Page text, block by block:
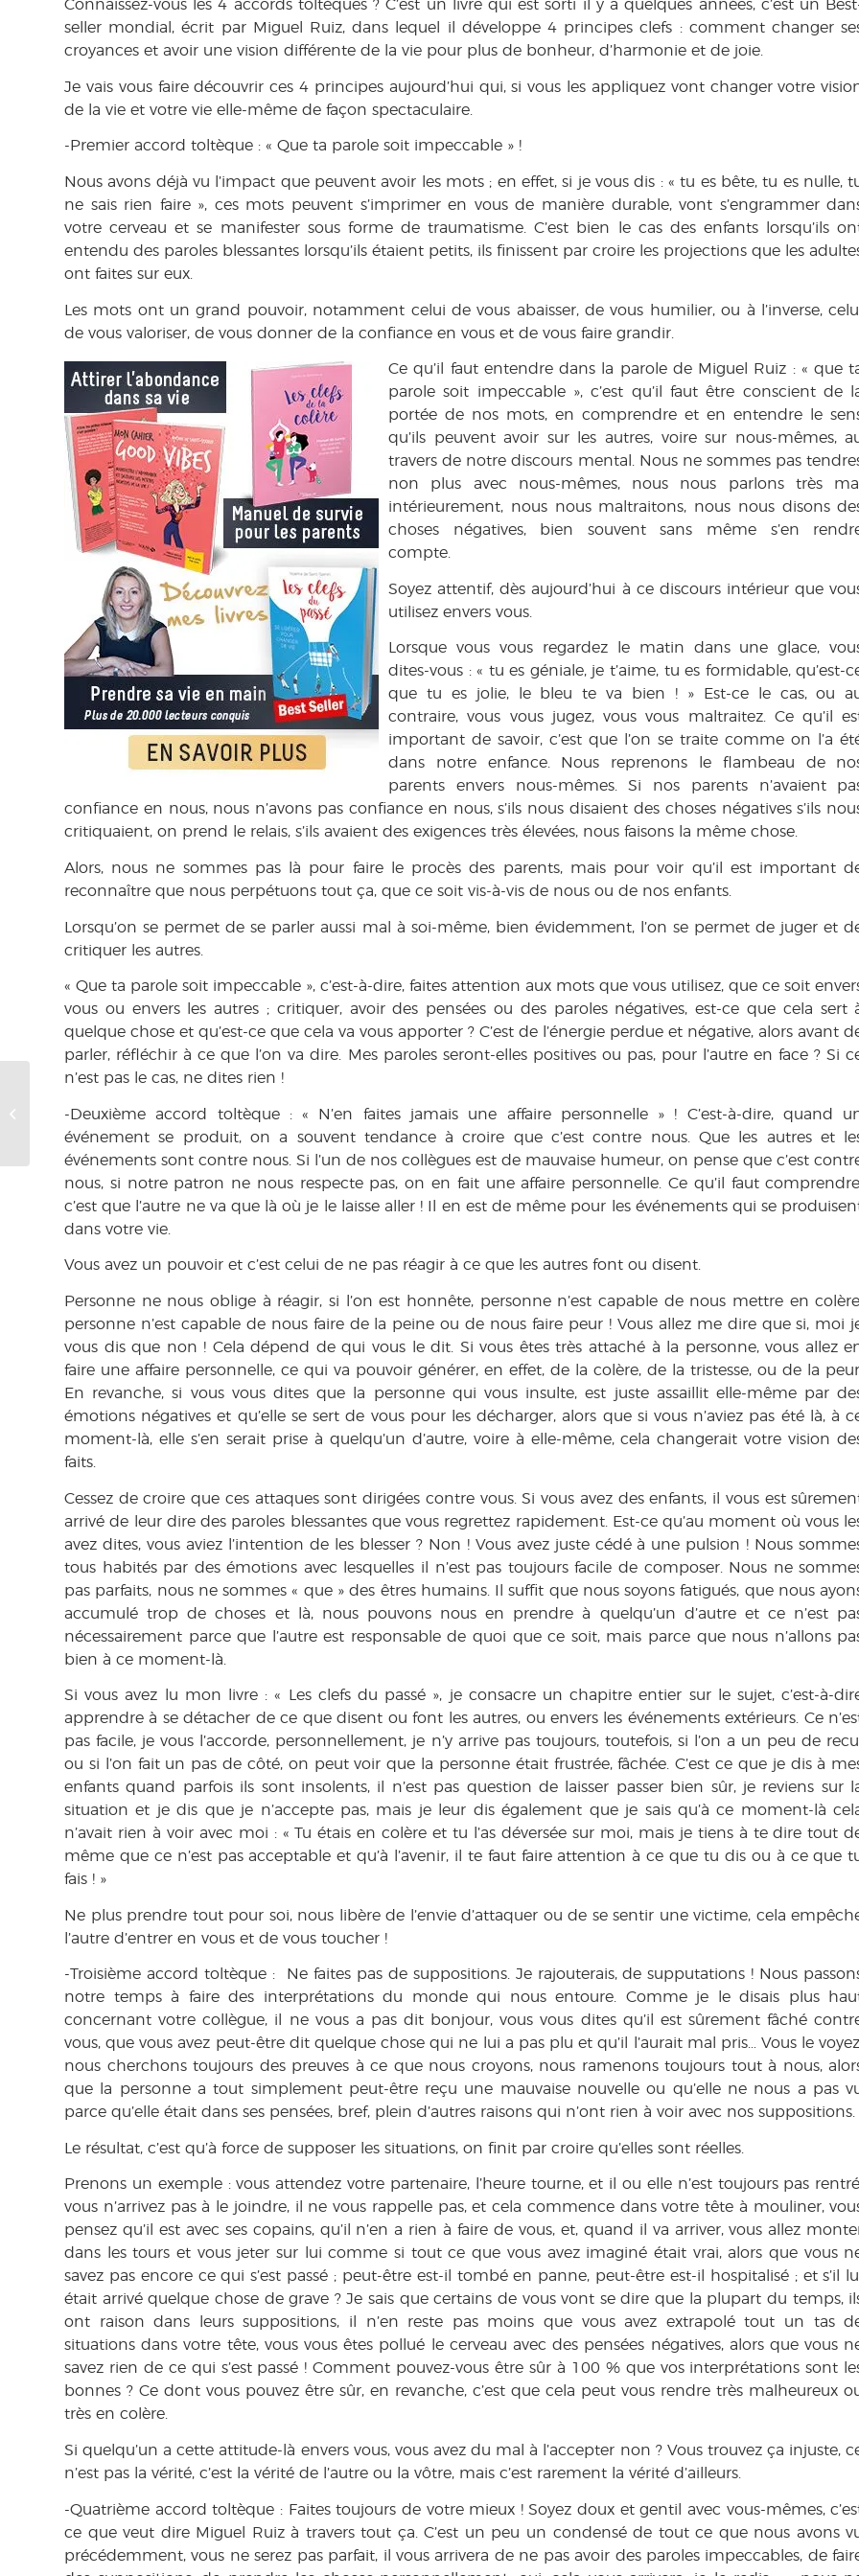
Connaissez-vous les 4 accords toltèques ? C’est un livre qui est sorti il y a quelques années, c’est un
seller mondial, écrit par Miguel Ruiz, dans lequel il développe 4 principes clefs : comment changer
croyances et avoir une vision différente de la vie pour plus de bonheur, d’harmonie et de joie.
Je vais vous faire découvrir ces 4 principes aujourd’hui qui, si vous les appliquez vont changer votre
de la vie et votre vie elle-même de façon spectaculaire.
-Premier accord toltèque : « Que ta parole soit impeccable » !
Nous avons déjà vu l’impact que peuvent avoir les mots ; en effet, si je vous dis : « tu es bête, tu es nulle,
ne sais rien faire », ces mots peuvent s’imprimer en vous de manière durable, vont s’engrammer
votre cerveau et se manifester sous forme de traumatisme. C’est bien le cas des enfants lorsqu’ils
entendu des paroles blessantes lorsqu’ils étaient petits, ils finissent par croire les projections que les
ont faites sur eux.
Les mots ont un grand pouvoir, notamment celui de vous abaisser, de vous humilier, ou à l’inverse,
de vous valoriser, de vous donner de la confiance en vous et de vous faire grandir.
Ce qu’il faut entendre dans la parole de Miguel Ruiz : « que
parole soit impeccable », c’est qu’il faut être conscient de
portée de nos mots, en comprendre et en entendre le
qu’ils peuvent avoir sur les autres, voire sur nous-mêmes,
travers de notre discours mental. Nous ne sommes pas
non plus avec nous-mêmes, nous nous parlons très mal
intérieurement, nous nous maltraitons, nous nous disons
choses négatives, bien souvent sans même s’en
compte.
Soyez attentif, dès aujourd’hui à ce discours intérieur que
utilisez envers vous.
Lorsque vous vous regardez le matin dans une glace,
dites-vous : « tu es géniale, je t’aime, tu es formidable, qu’est-
que tu es jolie, le bleu te va bien ! » Est-ce le cas, ou
contraire, vous vous jugez, vous vous maltraitez. Ce qu’il
important de savoir, c’est que l’on se traite comme on l’a
dans notre enfance. Nous reprenons le flambeau de
parents envers nous-mêmes. Si nos parents n’avaient
confiance en nous, nous n’avons pas confiance en nous, s’ils nous disaient des choses négatives s’ils
critiquaient, on prend le relais, s’ils avaient des exigences très élevées, nous faisons la même chose.
Alors, nous ne sommes pas là pour faire le procès des parents, mais pour voir qu’il est important
reconnaître que nous perpétuons tout ça, que ce soit vis-à-vis de nous ou de nos enfants.
Lorsqu’on se permet de se parler aussi mal à soi-même, bien évidemment, l’on se permet de juger et
critiquer les autres.
« Que ta parole soit impeccable », c’est-à-dire, faites attention aux mots que vous utilisez, que ce soit
vous ou envers les autres ; critiquer, avoir des pensées ou des paroles négatives, est-ce que cela sert
quelque chose et qu’est-ce que cela va vous apporter ? C’est de l’énergie perdue et négative, alors avant
parler, réfléchir à ce que l’on va dire. Mes paroles seront-elles positives ou pas, pour l’autre en face ? Si
n’est pas le cas, ne dites rien !
-Deuxième accord toltèque :« N’en faites jamais une affaire personnelle » ! C’est-à-dire, quand
événement se produit, on a souvent tendance à croire que c’est contre nous. Que les autres et
événements sont contre nous. Si l’un de nos collègues est de mauvaise humeur, on pense que c’est
nous, si notre patron ne nous respecte pas, on en fait une affaire personnelle. Ce qu’il faut
c’est que l’autre ne va que là où je le laisse aller ! Il en est de même pour les événements qui se
dans votre vie.
Vous avez un pouvoir et c’est celui de ne pas réagir à ce que les autres font ou disent.
Personne ne nous oblige à réagir, si l’on est honnête, personne n’est capable de nous mettre en
personne n’est capable de nous faire de la peine ou de nous faire peur ! Vous allez me dire que si, moi
vous dis que non ! Cela dépend de qui vous le dit. Si vous êtes très attaché à la personne, vous allez
faire une affaire personnelle, ce qui va pouvoir générer, en effet, de la colère, de la tristesse, ou de la peur.
En revanche, si vous vous dites que la personne qui vous insulte, est juste assaillit elle-même par
émotions négatives et qu’elle se sert de vous pour les décharger, alors que si vous n’aviez pas été là, à
moment-là, elle s’en serait prise à quelqu’un d’autre, voire à elle-même, cela changerait votre vision
faits.
Cessez de croire que ces attaques sont dirigées contre vous. Si vous avez des enfants, il vous est
arrivé de leur dire des paroles blessantes que vous regrettez rapidement. Est-ce qu’au moment où vous
avez dites, vous aviez l’intention de les blesser ? Non ! Vous avez juste cédé à une pulsion ! Nous
tous habités par des émotions avec lesquelles il n’est pas toujours facile de composer. Nous ne
pas parfaits, nous ne sommes « que » des êtres humains. Il suffit que nous soyons fatigués, que nous
accumulé trop de choses et là, nous pouvons nous en prendre à quelqu’un d’autre et ce n’est
nécessairement parce que l’autre est responsable de quoi que ce soit, mais parce que nous n’allons
bien à ce moment-là.
Si vous avez lu mon livre : « Les clefs du passé », je consacre un chapitre entier sur le sujet, c’est-à-
apprendre à se détacher de ce que disent ou font les autres, ou envers les événements extérieurs. Ce
pas facile, je vous l’accorde, personnellement, je n’y arrive pas toujours, toutefois, si l’on a un peu de recul
ou si l’on fait un pas de côté, on peut voir que la personne était frustrée, fâchée. C’est ce que je dis à
enfants quand parfois ils sont insolents, il n’est pas question de laisser passer bien sûr, je reviens sur
situation et je dis que je n’accepte pas, mais je leur dis également que je sais qu’à ce moment-là
n’avait rien à voir avec moi : « Tu étais en colère et tu l’as déversée sur moi, mais je tiens à te dire tout
même que ce n’est pas acceptable et qu’à l’avenir, il te faut faire attention à ce que tu dis ou à ce que
fais ! »
Ne plus prendre tout pour soi, nous libère de l’envie d’attaquer ou de se sentir une victime, cela
l’autre d’entrer en vous et de vous toucher !
-Troisième accord toltèque :
Ne faites pas de suppositions. Je rajouterais, de supputations ! Nous
notre temps à faire des interprétations du monde qui nous entoure. Comme je le disais plus
concernant votre collègue, il ne vous a pas dit bonjour, vous vous dites qu’il est sûrement fâché
vous, que vous avez peut-être dit quelque chose qui ne lui a pas plu et qu’il l’aurait mal pris… Vous le
nous cherchons toujours des preuves à ce que nous croyons, nous ramenons toujours tout à nous,
que la personne a tout simplement peut-être reçu une mauvaise nouvelle ou qu’elle ne nous a pas
parce qu’elle était dans ses pensées, bref, plein d’autres raisons qui n’ont rien à voir avec nos suppositions.
Le résultat, c’est qu’à force de supposer les situations, on finit par croire qu’elles sont réelles.
Prenons un exemple : vous attendez votre partenaire, l’heure tourne, et il ou elle n’est toujours pas
vous n’arrivez pas à le joindre, il ne vous rappelle pas, et cela commence dans votre tête à mouliner,
pensez qu’il est avec ses copains, qu’il n’en a rien à faire de vous, et, quand il va arriver, vous allez
dans les tours et vous jeter sur lui comme si tout ce que vous avez imaginé était vrai, alors que vous
savez pas encore ce qui s’est passé ; peut-être est-il tombé en panne, peut-être est-il hospitalisé ; et s’il
était arrivé quelque chose de grave ? Je sais que certains de vous vont se dire que la plupart du temps,
ont raison dans leurs suppositions, il n’en reste pas moins que vous avez extrapolé tout un tas
situations dans votre tête, vous vous êtes pollué le cerveau avec des pensées négatives, alors que vous
savez rien de ce qui s’est passé ! Comment pouvez-vous être sûr à 100 % que vos interprétations sont
bonnes ? Ce dont vous pouvez être sûr, en revanche, c’est que cela peut vous rendre très malheureux
très en colère.
Si quelqu’un a cette attitude-là envers vous, vous avez du mal à l’accepter non ? Vous trouvez ça injuste,
n’est pas la vérité, c’est la vérité de l’autre ou la vôtre, mais c’est rarement la vérité d’ailleurs.
-Quatrième accord toltèque : Faites toujours de votre mieux ! Soyez doux et gentil avec vous-mêmes,
ce que veut dire Miguel Ruiz à travers tout ça. C’est un peu un condensé de tout ce que nous avons
précédemment, vous ne serez pas parfait, il vous arrivera de ne pas avoir des paroles impeccables, de
conseils